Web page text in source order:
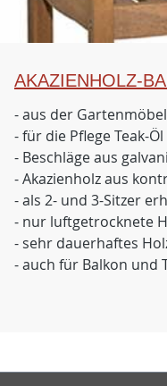
AKAZIENHOLZ-
- aus der
- für die Pflege Teak-
- Beschläge aus
- Akazienholz aus
- als 2- und 3-Sitzer
- nur luftgetrocknete
- sehr dauerhaftes
- auch für Balkon und